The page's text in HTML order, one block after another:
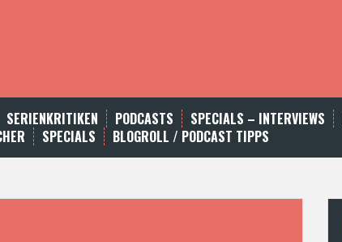
SERIENKRITIKEN PODCASTS SPECIALS – INTERVIEWS
SPECIALS BLOGROLL / PODCAST TIPPS